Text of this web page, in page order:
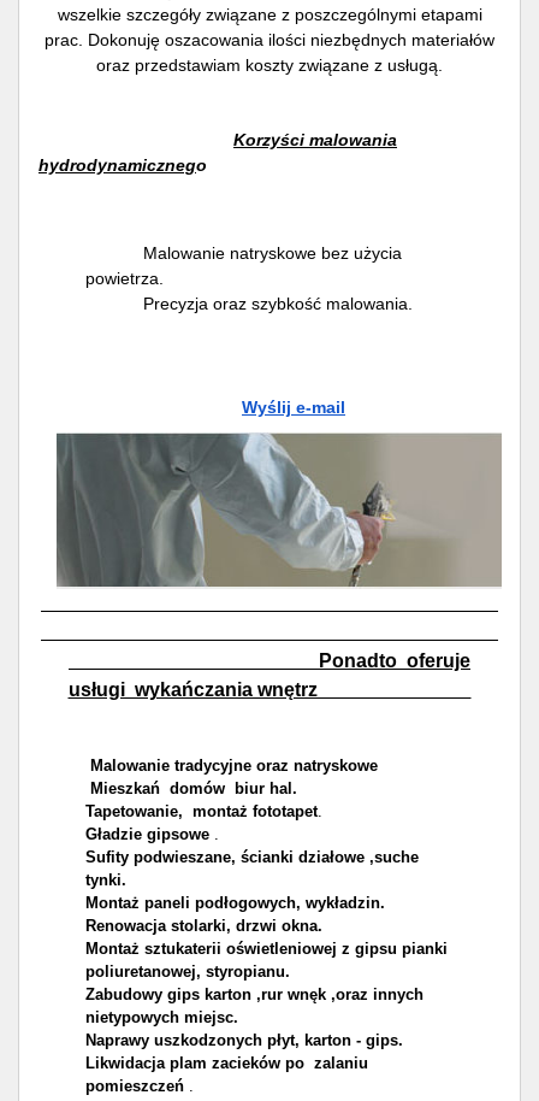
wszelkie szczegóły związane z poszczególnymi etapami
prac. Dokonuję oszacowania ilości niezbędnych materiałów
oraz przedstawiam koszty związane z usługą.
Korzyści malowania
hydrodynamicznego
Malowanie natryskowe bez użycia
powietrza.
Precyzja oraz szybkość malowania.
Wyślij e-mail
Ponadto oferuje
usługi wykańczania wnętrz
Malowanie tradycyjne oraz natryskowe
Mieszkań domów biur hal.
Tapetowanie, montaż fototapet.
Gładzie gipsowe
Sufity podwieszane, ścianki działowe ,suche
tynki.
Montaż paneli podłogowych, wykładzin.
Renowacja stolarki, drzwi okna.
Montaż sztukaterii oświetleniowej z gipsu pianki
poliuretanowej, styropianu.
Zabudowy gips karton ,rur wnęk ,oraz innych
nietypowych miejsc.
Naprawy uszkodzonych płyt, karton - gips.
Likwidacja plam zacieków po zalaniu
pomieszczeń